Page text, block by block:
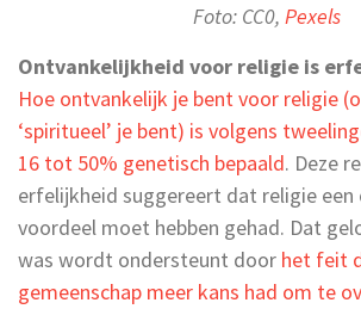
Foto: CC0, Pexels
Ontvankelijkheid voor religie is
Hoe ontvankelijk je bent voor religie
‘spiritueel’ je bent) is volgens
16 tot 50% genetisch bepaald. Deze
erfelijkheid suggereert dat religie
voordeel moet hebben gehad. Dat
was wordt ondersteunt door het feit
gemeenschap meer kans had om te